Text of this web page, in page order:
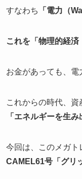
すなわち 「電力（
これを「物理的経
お金があっても、電
これからの時代、資
「エネルギーを生
今回は、このメガト
CAMEL61号「グリ